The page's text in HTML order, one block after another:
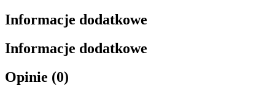
Informacje dodatkowe
Informacje dodatkowe
Opinie (0)